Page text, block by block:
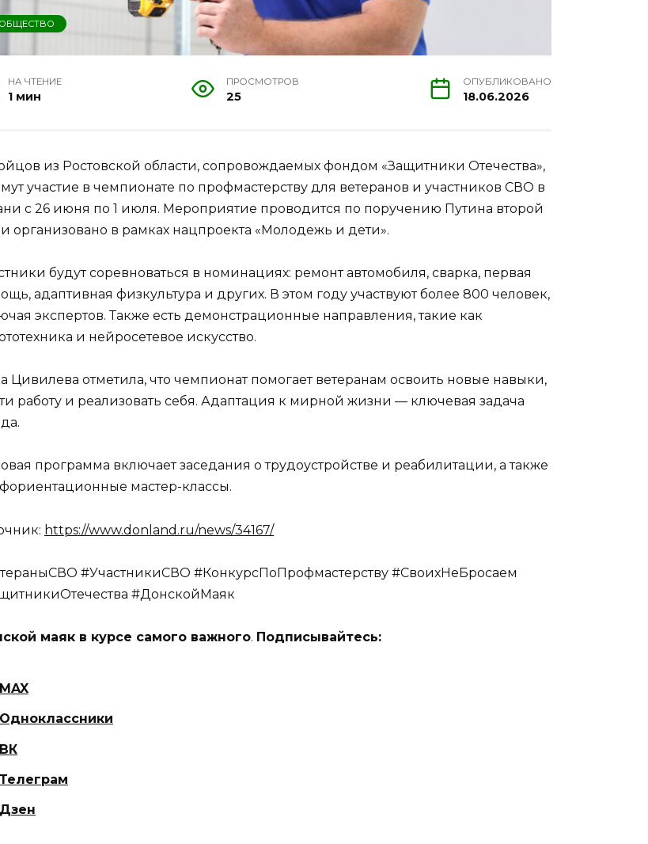
ОБЩЕСТВО
НА ЧТЕНИЕ
1 мин
ПРОСМОТРОВ
25
ОПУБЛИКОВАНО
18.06.2026
из Ростовской области, сопровождаемых фондом «Защитники Отечества»,
участие в чемпионате по профмастерству для ветеранов и участников СВО в
с 26 июня по 1 июля. Мероприятие проводится по поручению Путина второй
организовано в рамках нацпроекта «Молодежь и дети».
будут соревноваться в номинациях: ремонт автомобиля, сварка, первая
адаптивная физкультура и других. В этом году участвуют более 800 человек,
экспертов. Также есть демонстрационные направления, такие как
и нейросетевое искусство.
Цивилева отметила, что чемпионат помогает ветеранам освоить новые навыки,
работу и реализовать себя. Адаптация к мирной жизни — ключевая задача
программа включает заседания о трудоустройстве и реабилитации, а также
мастер-классы.
https://www.donland.ru/news/34167/
#УчастникиСВО #КонкурсПоПрофмастерству #СвоихНеБросаем
#ДонскойМаяк
маяк в курсе самого важного. Подписывайтесь:
MAX
Одноклассники
ВК
Телеграм
Дзен